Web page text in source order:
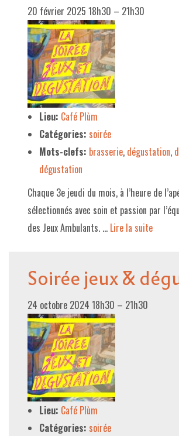
20 février 2025 18h30 – 21h30
Lieu: Café Plùm
Catégories: soirée
Mots-clefs: brasserie, dégustation,
dégustation
Chaque 3e jeudi du mois, à l’heure de
sélectionnés avec soin et passion par
des Jeux Ambulants. … Lire la suite­­
Soirée jeux &
24 octobre 2024 18h30 – 21h30
Lieu: Café Plùm
Catégories: soirée